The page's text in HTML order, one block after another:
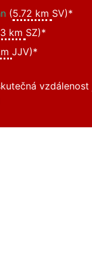
(5.72 km SV)*
km SZ)*
JJV)*
vzdálenost